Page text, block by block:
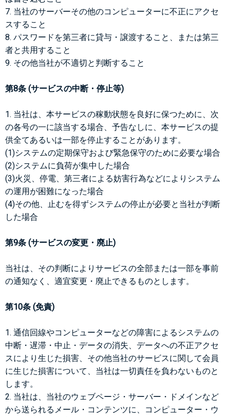
7. 当社のサーバーその他のコンピューターに不正にアクセ
スすること
8. パスワードを第三者に貸与・譲渡すること、または第三
者と共用すること
9. その他当社が不適切と判断すること
第8条 (サービスの中断・停止等)
1. 当社は、本サービスの稼動状態を良好に保つために、次
の各号の一に該当する場合、予告なしに、本サービスの提
供全てあるいは一部を停止することがあります。
(1)システムの定期保守および緊急保守のために必要な場合
(2)システムに負荷が集中した場合
(3)火災、停電、第三者による妨害行為などによりシステム
の運用が困難になった場合
(4)その他、止むを得ずシステムの停止が必要と当社が判断
した場合
第9条 (サービスの変更・廃止)
当社は、その判断によりサービスの全部または一部を事前
の通知なく、適宜変更・廃止できるものとします。
第10条 (免責)
1. 通信回線やコンピューターなどの障害によるシステムの
中断・遅滞・中止・データの消失、データへの不正アクセ
スにより生じた損害、その他当社のサービスに関して会員
に生じた損害について、当社は一切責任を負わないものと
します。
2. 当社は、当社のウェブページ・サーバー・ドメインなど
から送られるメール・コンテンツに、コンピューター・ウ